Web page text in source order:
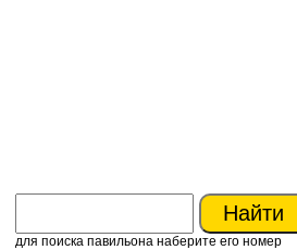
для поиска павильона наберите его номер